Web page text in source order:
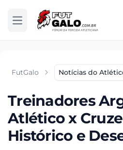
Abrir menu
FutGalo Notícias do
Treinadores
Atlético x
Histórico e